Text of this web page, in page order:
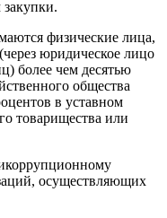
физические лица,
юридическое лицо
более чем десятью
общества
в уставном
товарищества или
осуществляющих